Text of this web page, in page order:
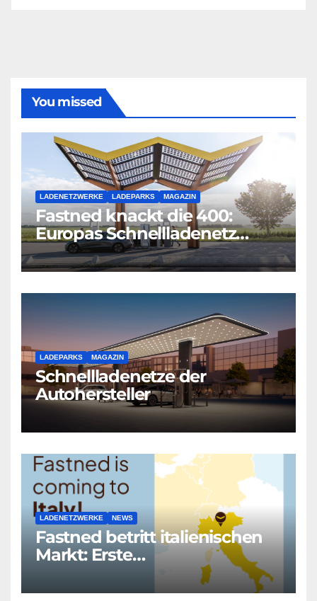
You missed
LADENETZWERKE LADEPARKS MAGAZIN
Fastned knackt die 400:
Europas Schnellladenetz
wächst rasant weiter
LADEPARKS MAGAZIN
Schnellladenetze der
Autohersteller
LADENETZWERKE NEWS
Fastned betritt italienischen
Markt: Erste
Schnellladestation an
verkehrsreicher Autobahn